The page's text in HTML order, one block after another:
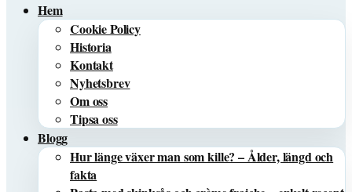
Hem
Cookie Policy
Historia
Kontakt
Nyhetsbrev
Om oss
Tipsa oss
Blogg
Hur länge växer man som kille? – Ålder, längd och
fakta